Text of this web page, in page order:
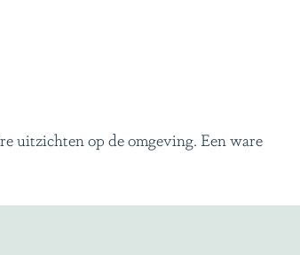
uitzichten op de omgeving. Een ware